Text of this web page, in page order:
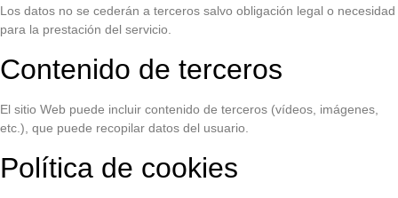
Los datos no se cederán a terceros salvo obligación legal o necesidad
para la prestación del servicio.
Contenido de terceros
El sitio Web puede incluir contenido de terceros (vídeos, imágenes,
etc.), que puede recopilar datos del usuario.
Política de cookies